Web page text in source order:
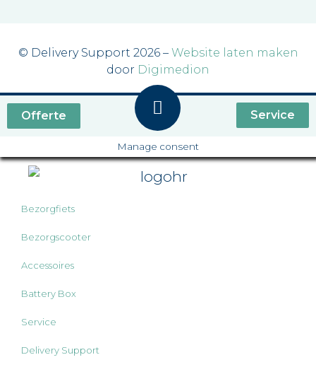
© Delivery Support 2026 – Website laten maken
door Digimedion
Offerte Service
Manage consent
Bezorgfiets
Bezorgscooter
Accessoires
Battery Box
Service
Delivery Support